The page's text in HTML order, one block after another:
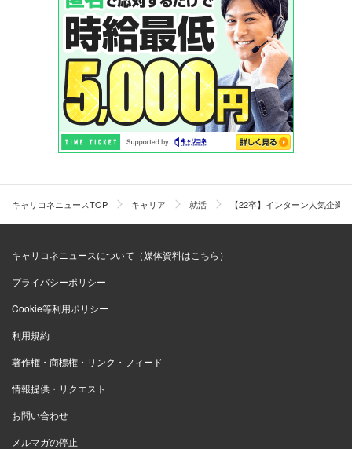
キャリコネニュースTOP キャリア 就活 【22卒】インターン人気企
キャリコネニュースについて（媒体資料はこちら）
プライバシーポリシー
Cookie等利用ポリシー
利用規約
著作権・商標権・リンク・フィード
情報提供・リクエスト
お問い合わせ
メルマガの停止